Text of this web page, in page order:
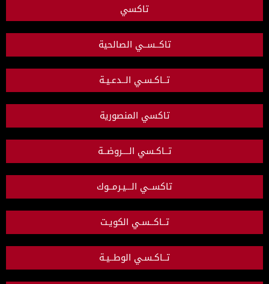
تاكسي
تاكــســي الصالحية
تــاكـسـي الــدعـيـة
تاكسي المنصورية
تــاكـسي الــــروضــة
تاكســي الـــيـرمــوك
تــاكــسـي الكويـت
تــاكـسـي الوطــيـة